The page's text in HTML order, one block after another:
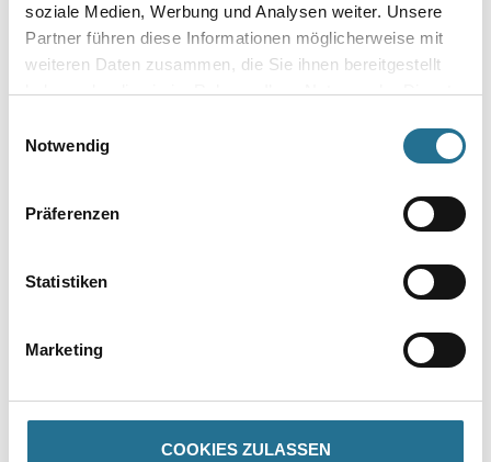
soziale Medien, Werbung und Analysen weiter. Unsere
Partner führen diese Informationen möglicherweise mit
weiteren Daten zusammen, die Sie ihnen bereitgestellt
haben oder die sie im Rahmen Ihrer Nutzung der Dienste
Notwendig
Präferenzen
Statistiken
Marketing
COOKIES ZULASSEN
Gebinde